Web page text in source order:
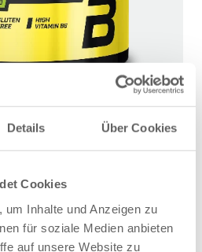
Details Über Cookies
Cookies
Inhalte und Anzeigen zu
für soziale Medien anbieten
auf unsere Website zu
Pulver – 360 g